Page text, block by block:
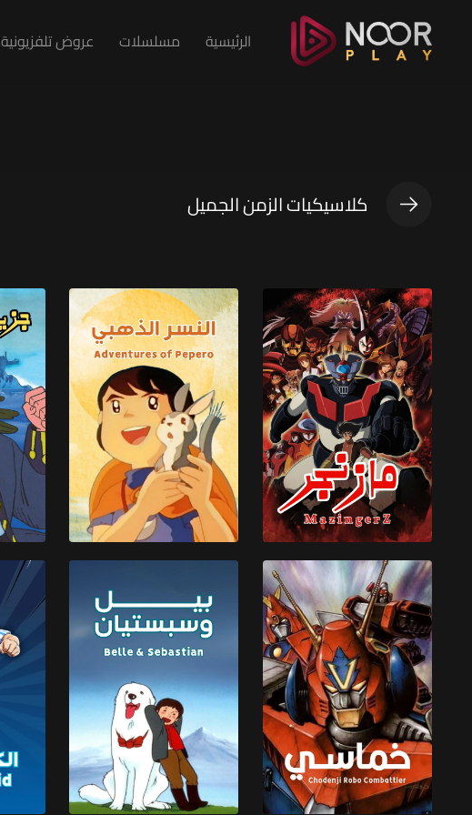
الرئيسية مسلسلات عروض تلفزيونية
كلاسيكيات الزمن الجميل